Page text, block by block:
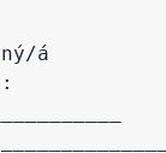
á